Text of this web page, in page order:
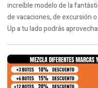
increíble modelo de la
de vacaciones, de excursión
Up a tu lado podrás